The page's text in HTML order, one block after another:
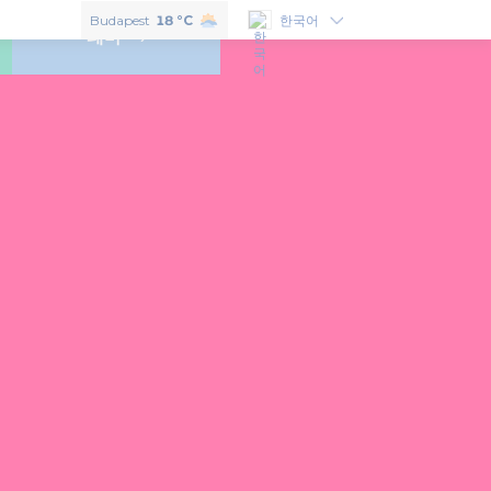
Budapest 18 °C 한국어
테마